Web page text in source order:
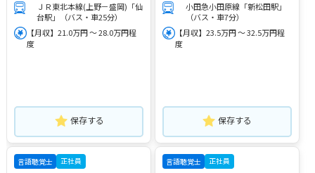
ＪＲ東北本線(上野－盛岡)「仙
台駅」（バス・車25分）
【月収】21.0万円 ～ 28.0万円程
度
保存する
小田急小田原線「新松田駅」
（バス・車7分）
【月収】23.5万円 ～ 32.5万円程
度
保存する
言語聴覚士 正社員 言語聴覚士 正社員